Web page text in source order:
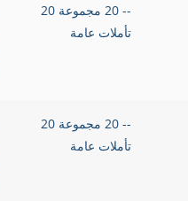
-- 20 مجموعة 20
تأملات عامة
-- 20 مجموعة 20
تأملات عامة